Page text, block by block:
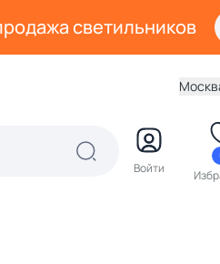
светильников
Войти